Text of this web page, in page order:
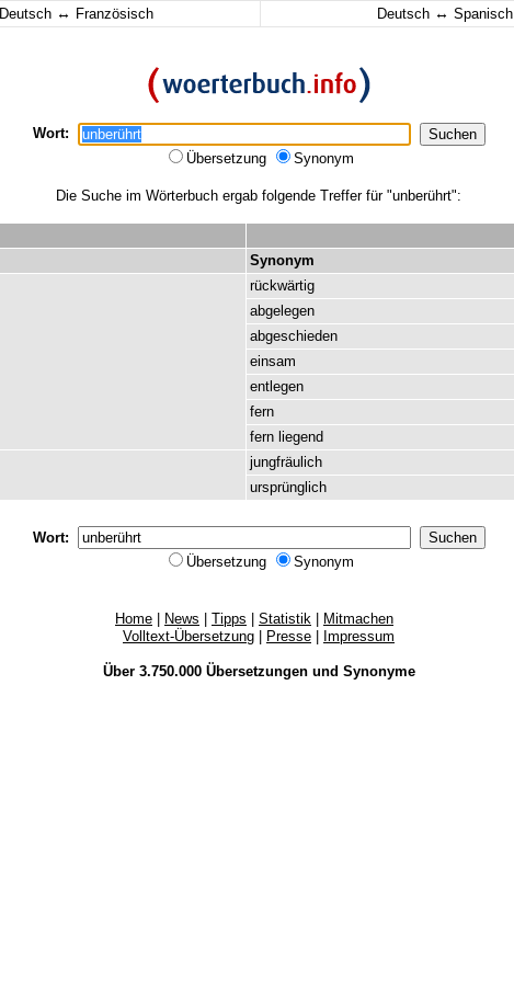
Deutsch ↔ Französisch Deutsch ↔ Spanisch
Wort:
Übersetzung
Synonym
Die Suche im Wörterbuch ergab folgende Treffer für "unberührt":
Synonym
rückwärtig
abgelegen
abgeschieden
einsam
entlegen
fern
fern liegend
jungfräulich
ursprünglich
Wort:
Übersetzung
Synonym
Home News Tipps Statistik
Mitmachen
Volltext-Übersetzung
Presse Impressum
Über 3.750.000 Übersetzungenund Synonyme